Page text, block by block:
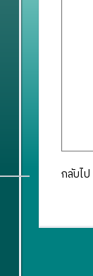
กลับไป